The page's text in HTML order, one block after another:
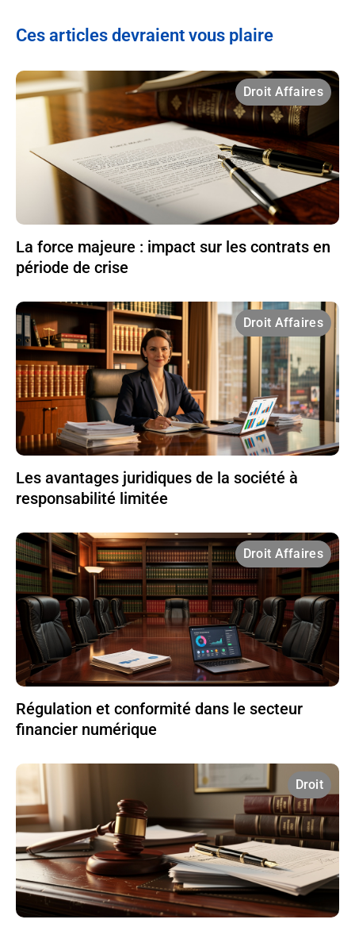
Ces articles devraient vous plaire
Droit Affaires
La force majeure : impact sur les contrats en
période de crise
Droit Affaires
Les avantages juridiques de la société à
responsabilité limitée
Droit Affaires
Régulation et conformité dans le secteur
financier numérique
Droit